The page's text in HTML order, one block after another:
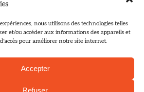
nous utilisons des technologies telles
et/ou accéder aux informations des appareils et
pour améliorer notre site internet.
Accepter
Refuser
Accueil
Plan du site